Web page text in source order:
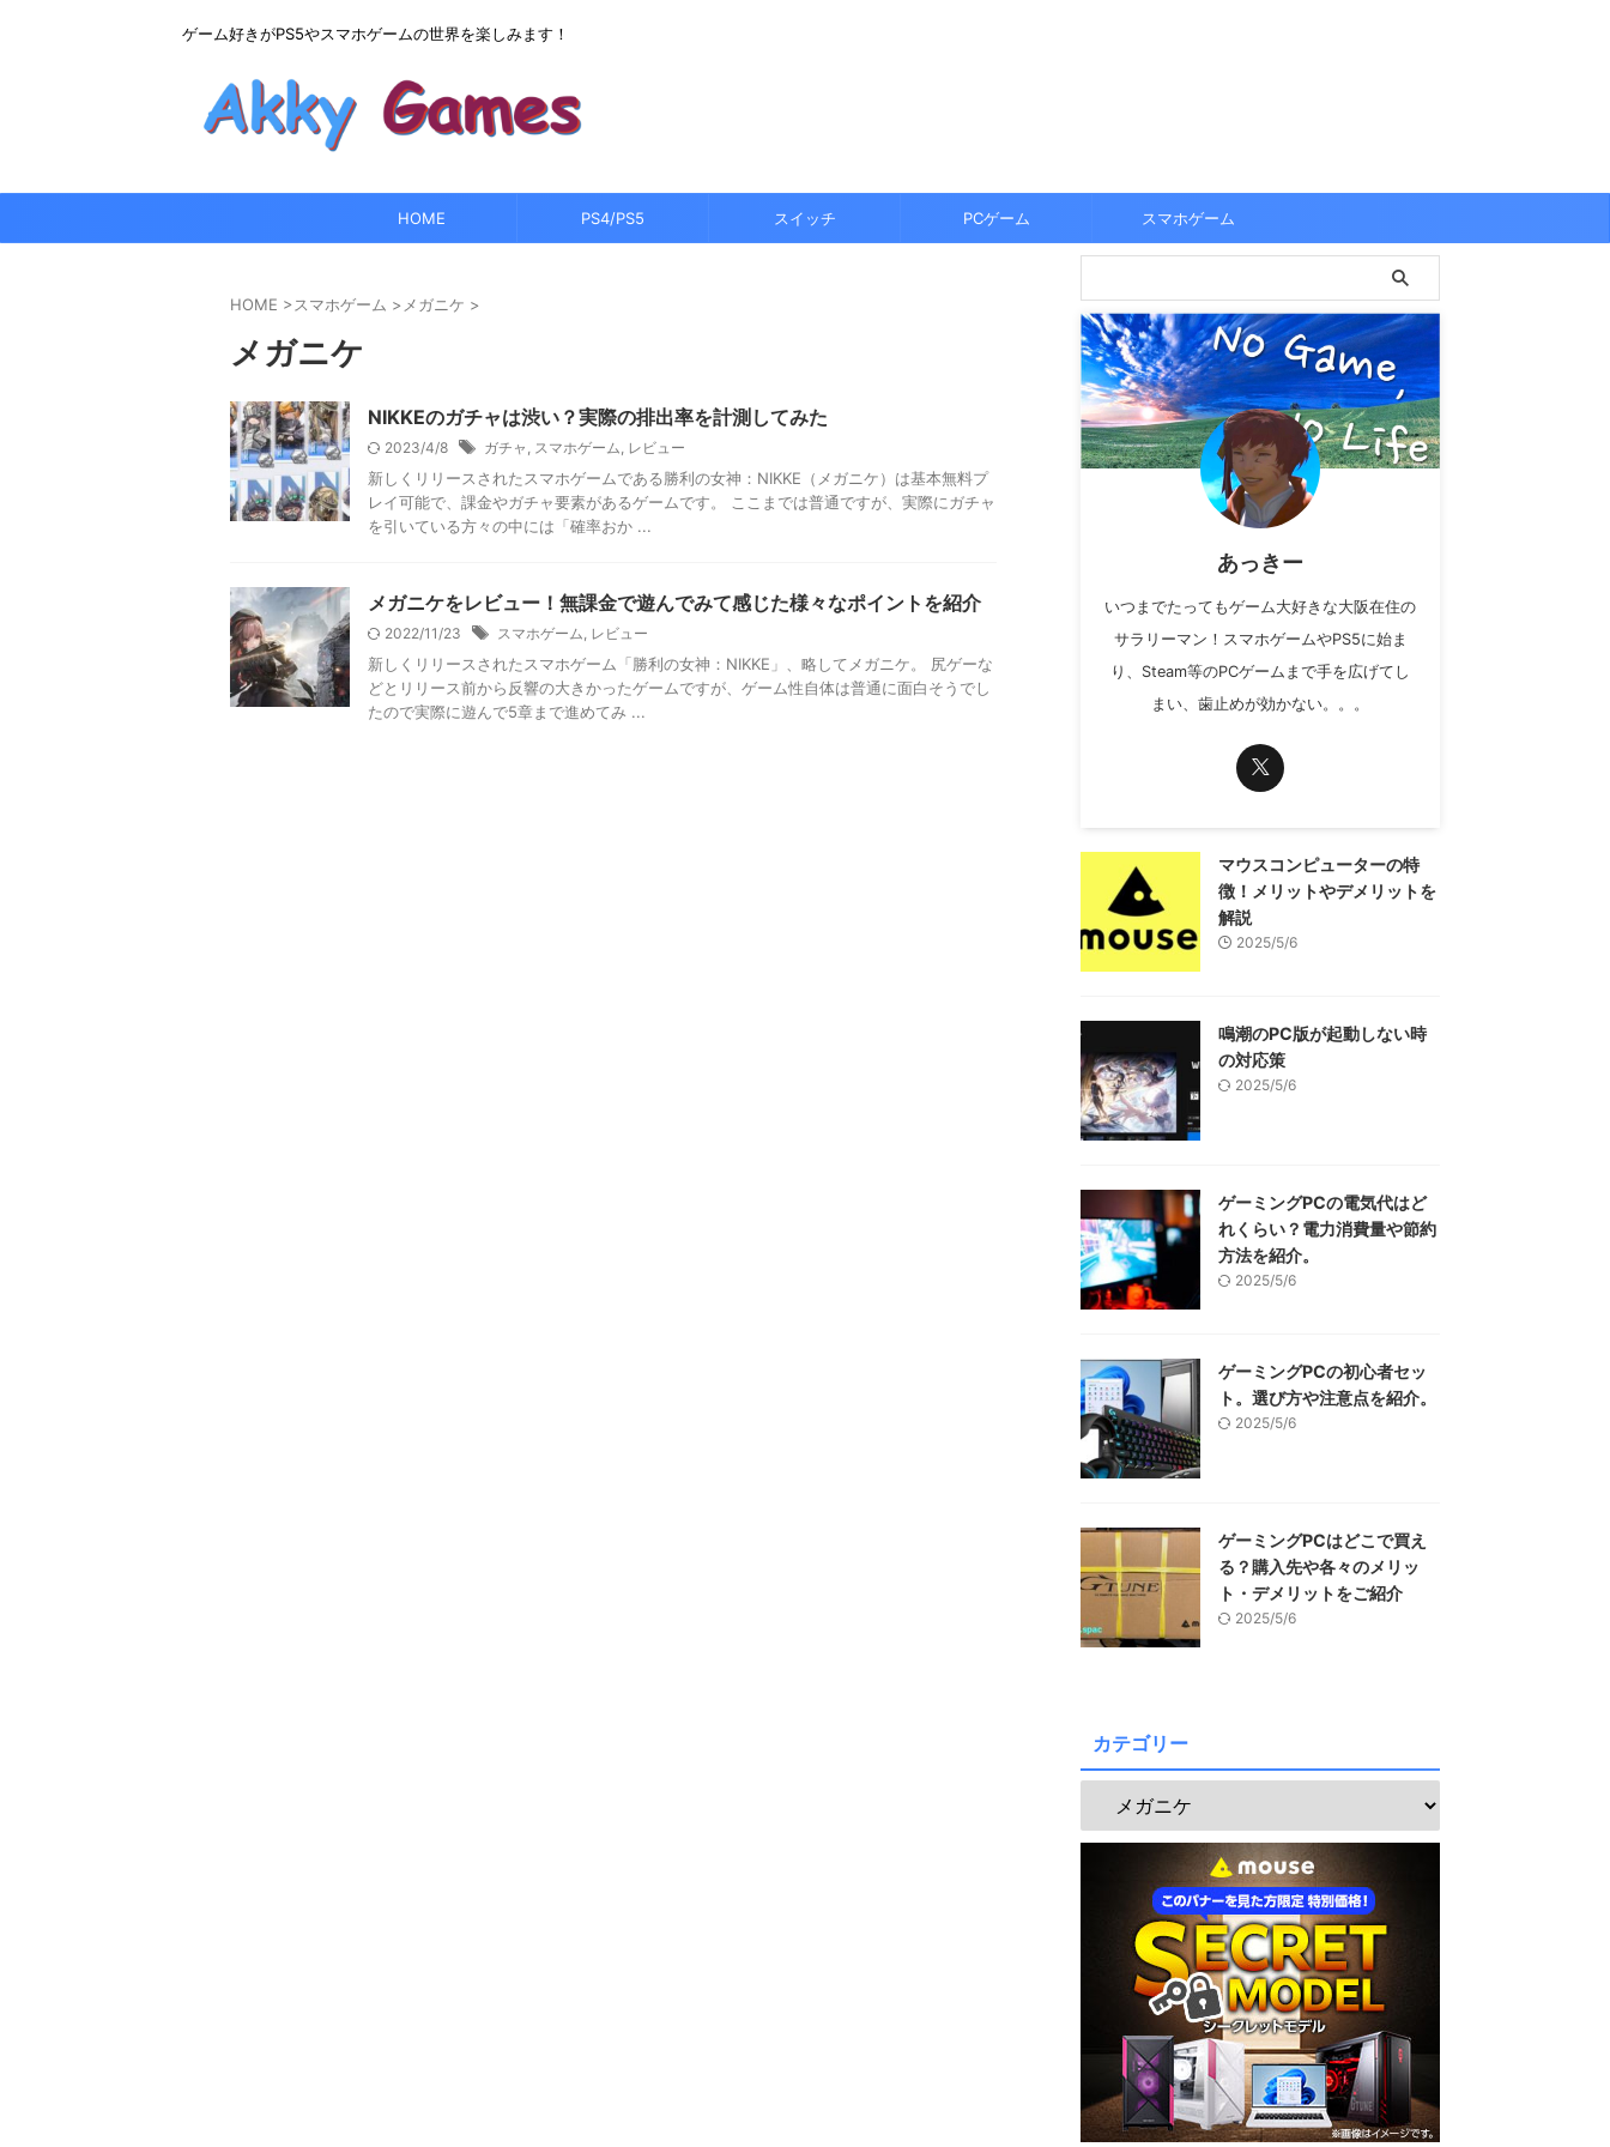
ゲーム好きがPS5やスマホゲームの世界を楽しみます！
HOME PS4/PS5 スイッチ PCゲーム スマホゲーム
HOME >スマホゲーム > メガニケ >
メガニケ
NIKKEのガチャは渋い？実際の排出率を計測してみた
2023/4/8 ガチャ スマホゲーム レビュー
新しくリリースされたスマホゲームである勝利の女神：NIKKE（メガニケ）は基本無料プ
レイ可能で、課金やガチャ要素があるゲームです。 ここまでは普通ですが、実際にガチャ
を引いている方々の中には「確率おか ...
メガニケをレビュー！無課金で遊んでみて感じた様々なポイントを紹介
2022/11/23 スマホゲーム レビュー
新しくリリースされたスマホゲーム「勝利の女神：NIKKE」、略してメガニケ。 尻ゲーな
どとリリース前から反響の大きかったゲームですが、ゲーム性自体は普通に面白そうでし
たので実際に遊んで5章まで進めてみ ...
あっきー
いつまでたってもゲーム大好きな大阪在住の
サラリーマン！スマホゲームやPS5に始ま
り、Steam等のPCゲームまで手を広げてし
まい、歯止めが効かない。。。
マウスコンピューターの特
徴！メリットやデメリットを
解説
2025/5/6
鳴潮のPC版が起動しない時
の対応策
2025/5/6
ゲーミングPCの電気代はど
れくらい？電力消費量や節約
方法を紹介。
2025/5/6
ゲーミングPCの初心者セッ
ト。選び方や注意点を紹介。
2025/5/6
ゲーミングPCはどこで買え
る？購入先や各々のメリッ
ト・デメリットをご紹介
2025/5/6
カテゴリー